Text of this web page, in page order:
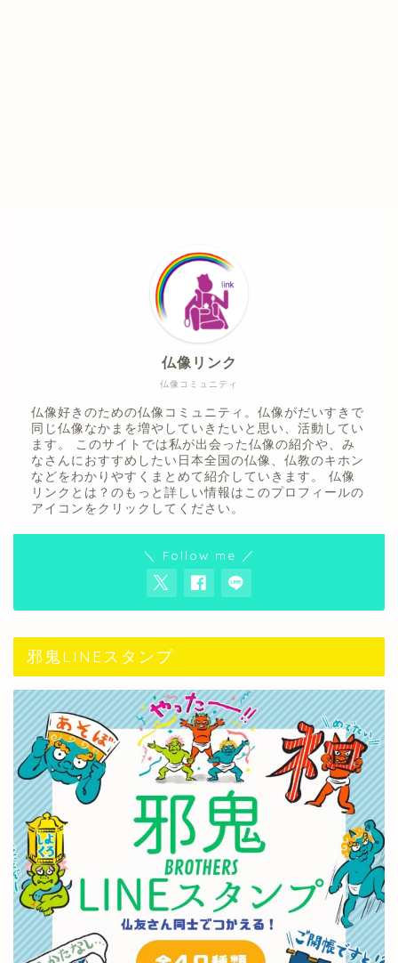
仏像コミュニティ
仏像リンク
仏像好きのための仏像コミュニティ。仏像がだいすきで
同じ仏像なかまを増やしていきたいと思い、活動してい
ます。 このサイトでは私が出会った仏像の紹介や、み
なさんにおすすめしたい日本全国の仏像、仏教のキホン
などをわかりやすくまとめて紹介していきます。 仏像
リンクとは？のもっと詳しい情報はこのプロフィールの
アイコンをクリックしてください。
＼ Follow me ／
邪鬼LINEスタンプ